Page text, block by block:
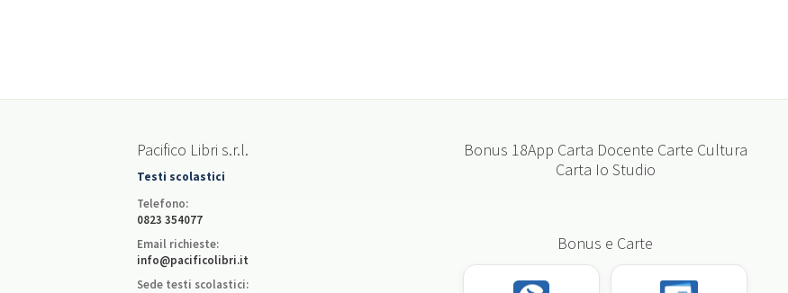
Pacifico Libri s.r.l.
Testi scolastici
Telefono:
0823 354077
Email richieste:
info@pacificolibri.it
Sede testi scolastici:
Bonus 18App Carta Docente Carte Cultura
Carta Io Studio
Bonus e Carte